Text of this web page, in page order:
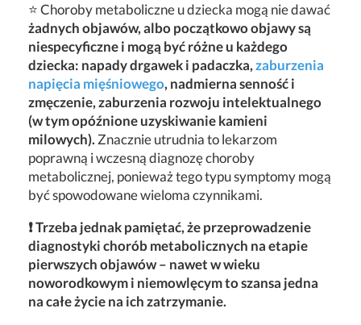
⭐ Choroby metaboliczne u dziecka mogą nie dawać
żadnych objawów, albo początkowo objawy są
niespecyficzne i mogą być różne u każdego
dziecka: napady drgawek i padaczka,zaburzenia
napięcia mięśniowego, nadmierna senność i
zmęczenie, zaburzenia rozwoju intelektualnego
(w tym opóźnione uzyskiwanie kamieni
milowych). Znacznie utrudnia to lekarzom
poprawną i wczesną diagnozę choroby
metabolicznej, ponieważ tego typu symptomy mogą
być spowodowane wieloma czynnikami.
❗ Trzeba jednak pamiętać, że przeprowadzenie
diagnostyki chorób metabolicznych na etapie
pierwszych objawów – nawet w wieku
noworodkowym i niemowlęcym to szansa jedna
na całe życie na ich zatrzymanie.